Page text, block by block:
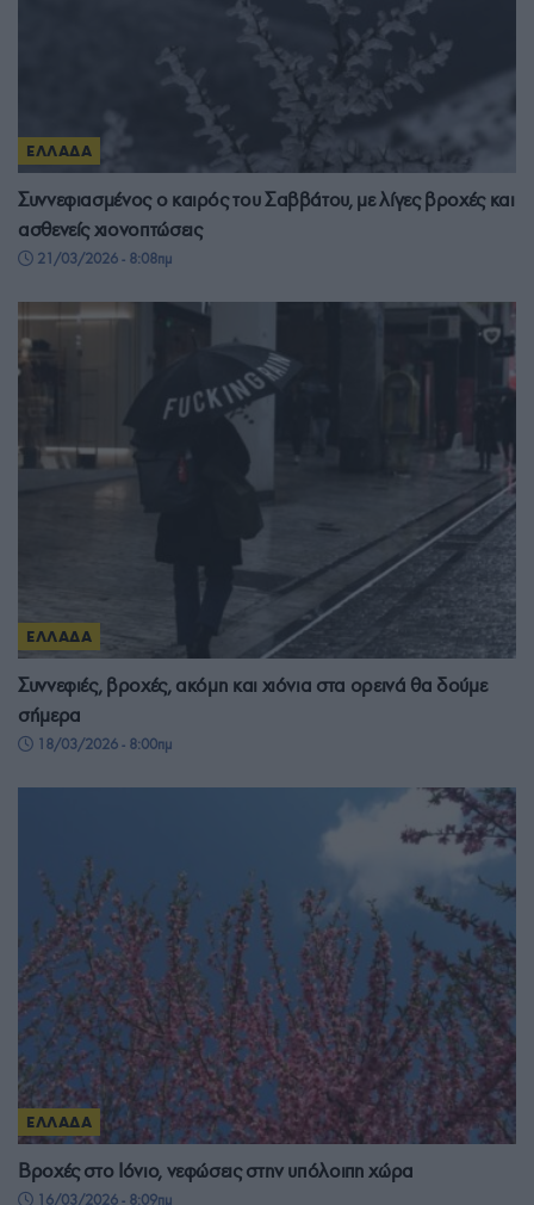
ΕΛΛΑΔΑ
Συννεφιασμένος ο καιρός του Σαββάτου, με λίγες βροχές και
ασθενείς χιονοπτώσεις
21/03/2026 - 8:08πμ
ΕΛΛΑΔΑ
Συννεφιές, βροχές, ακόμη και χιόνια στα ορεινά θα δούμε
σήμερα
18/03/2026 - 8:00πμ
ΕΛΛΑΔΑ
Βροχές στο Ιόνιο, νεφώσεις στην υπόλοιπη χώρα
16/03/2026 - 8:09πμ